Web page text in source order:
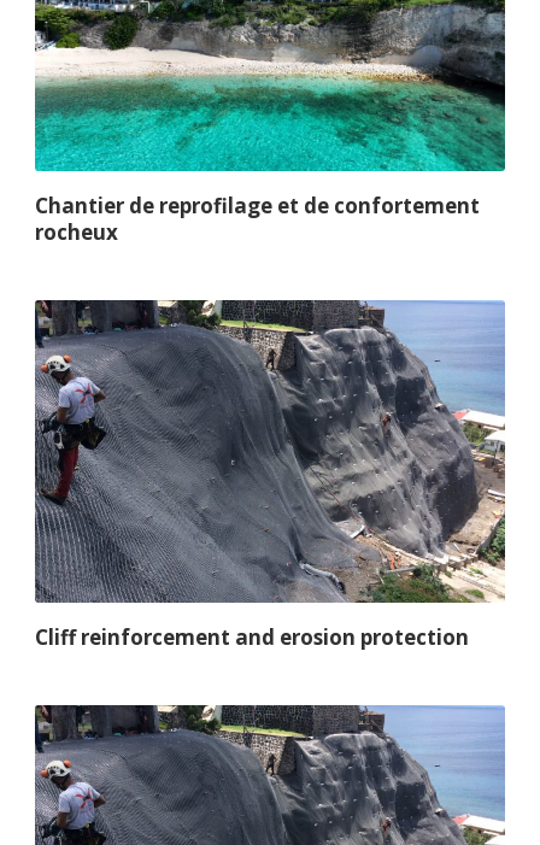
Chantier de reprofilage et de confortement
rocheux
Cliff reinforcement and erosion protection